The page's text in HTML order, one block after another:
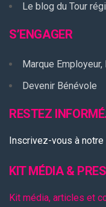
Le blog du Tour
S’ENGAGER
Marque Employeur,
Devenir Bénévole
RESTEZ
Inscrivez-vous à
KIT MÉDIA &
Kit média, articles et